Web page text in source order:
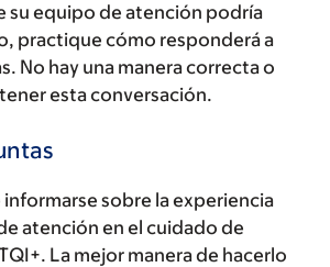
su equipo de atención podría
practique cómo responderá a
No hay una manera correcta o
esta conversación.
sobre la experiencia
atención en el cuidado de
La mejor manera de hacerlo